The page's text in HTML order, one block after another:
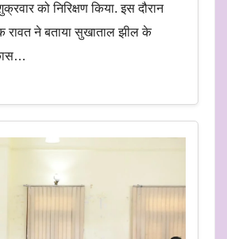
को निरिक्षण किया. इस दौरान
ने बताया सुखाताल झील के